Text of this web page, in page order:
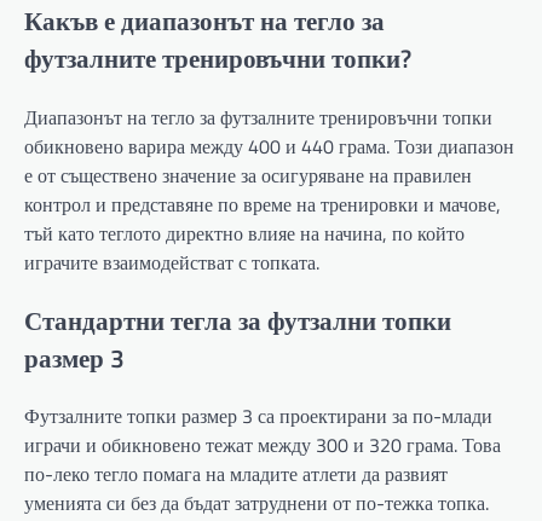
Какъв е диапазонът на тегло за
футзалните тренировъчни топки?
Диапазонът на тегло за футзалните тренировъчни топки
обикновено варира между 400 и 440 грама. Този диапазон
е от съществено значение за осигуряване на правилен
контрол и представяне по време на тренировки и мачове,
тъй като теглото директно влияе на начина, по който
играчите взаимодействат с топката.
Стандартни тегла за футзални топки
размер 3
Футзалните топки размер 3 са проектирани за по-млади
играчи и обикновено тежат между 300 и 320 грама. Това
по-леко тегло помага на младите атлети да развият
уменията си без да бъдат затруднени от по-тежка топка.